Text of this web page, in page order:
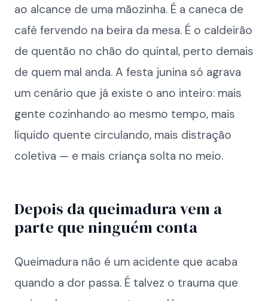
ao alcance de uma mãozinha. É a caneca de
café fervendo na beira da mesa. É o caldeirão
de quentão no chão do quintal, perto demais
de quem mal anda. A festa junina só agrava
um cenário que já existe o ano inteiro: mais
gente cozinhando ao mesmo tempo, mais
líquido quente circulando, mais distração
coletiva — e mais criança solta no meio.
Depois da queimadura vem a
parte que ninguém conta
Queimadura não é um acidente que acaba
quando a dor passa. É talvez o trauma que